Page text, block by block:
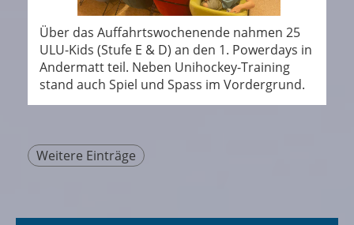
Über das Auffahrtswochenende nahmen 25
ULU-Kids (Stufe E & D) an den 1. Powerdays in
Andermatt teil. Neben Unihockey-Training
stand auch Spiel und Spass im Vordergrund.
Weitere Einträge